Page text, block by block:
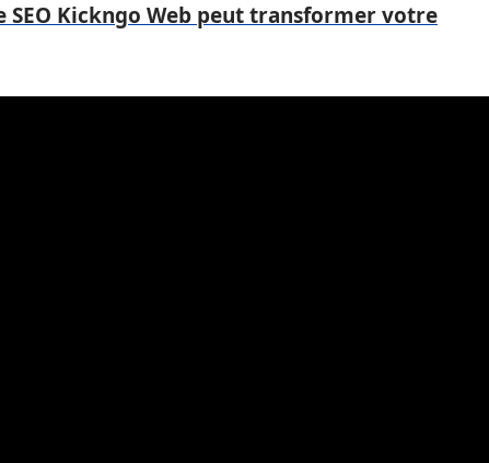
SEO Kickngo Web peut transformer votre